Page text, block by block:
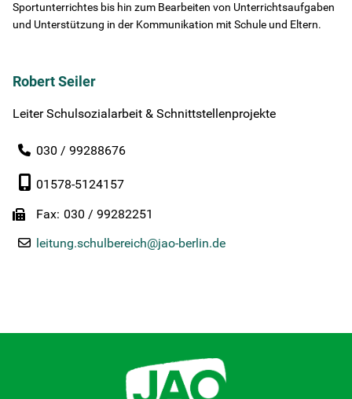
Berufliche Orientierung
Portfolio
Unsere Qualität
Sportunterrichtes bis hin zum Bearbeiten von Unterrichtsaufgaben
und Unterstützung in der Kommunikation mit Schule und Eltern.
Robert Seiler
Leiter Schulsozialarbeit & Schnittstellenprojekte
030 / 99288676
01578-5124157
Fax 030 / 99282251
leitung.schulbereich@jao-berlin.de